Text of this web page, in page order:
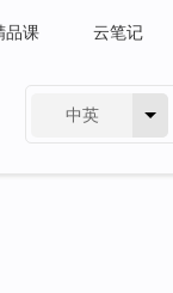
品课 云笔记
中英